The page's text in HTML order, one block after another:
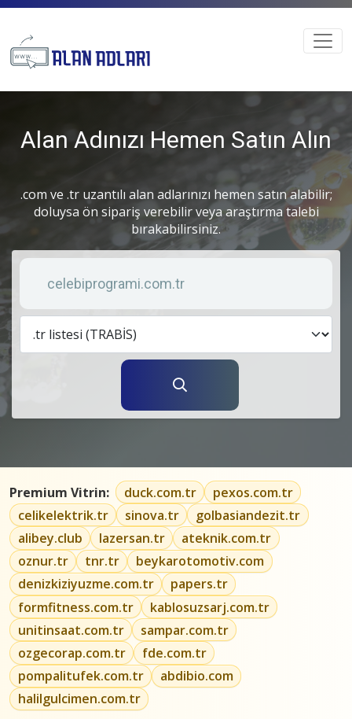
Alan Adınızı Hemen Satın Alın
.com ve .tr uzantılı alan adlarınızı hemen satın alabilir;
doluysa ön sipariş verebilir veya araştırma talebi
bırakabilirsiniz.
Anahtar kelime
Premium Vitrin: duck.com.tr
pexos.com.tr
celikelektrik.tr
sinova.tr
golbasiandezit.tr
alibey.club
lazersan.tr
ateknik.com.tr
oznur.tr
tnr.tr
beykarotomotiv.com
denizkiziyuzme.com.tr
papers.tr
formfitness.com.tr
kablosuzsarj.com.tr
unitinsaat.com.tr
sampar.com.tr
ozgecorap.com.tr
fde.com.tr
pompalitufek.com.tr
abdibio.com
halilgulcimen.com.tr